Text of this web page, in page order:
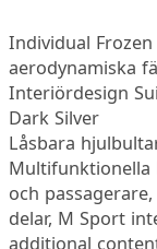
Individual
aerodynamiska
Interiördesign
Dark Silver
Låsbara
och
delar, M Sport
additional